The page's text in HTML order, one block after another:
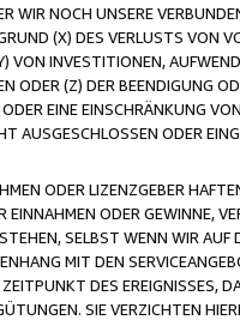
WIR NOCH UNSERE
(X) DES VERLUSTS VON
VON INVESTITIONEN,
ODER (Z) DER BEENDIGUNG
EINE EINSCHRÄNKUNG
AUSGESCHLOSSEN ODER
ODER LIZENZGEBER
ODER GEWINNE,
SELBST WENN WIR
MIT DEN
DES EREIGNISSES,
SIE VERZICHTEN